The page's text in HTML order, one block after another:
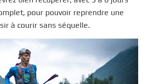
pour pouvoir reprendre une
à courir sans séquelle.